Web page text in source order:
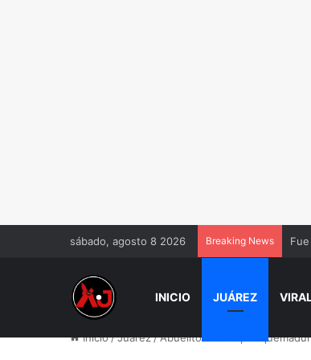
sábado, agosto 8 2026 Breaking News
INICIO JUÁREZ
Inicio/Juárez/Abuelito muere por